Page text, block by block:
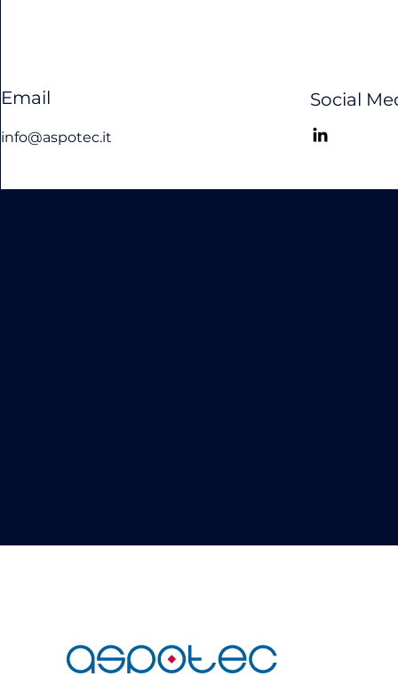
Email
info@aspotec.it
Social